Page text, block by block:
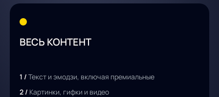
ВЕСЬ КОНТЕНТ
1 / Текст и эмодзи, включая премиальные
2 / Картинки, гифки и видео